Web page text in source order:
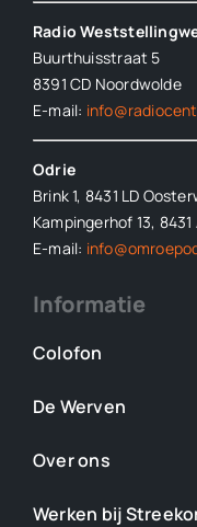
Radio
Buurthuisstraat 5
8391 CD Noordwolde
E-mail:
Odrie
Brink 1, 8431 LD
Kampingerhof 13,
E-mail:
Informatie
Colofon
De Werven
Over ons
Werken bij